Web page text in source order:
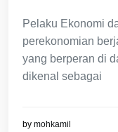
Pelaku Ekonomi
perekonomian
yang berperan di
dikenal sebagai
by mohkamil